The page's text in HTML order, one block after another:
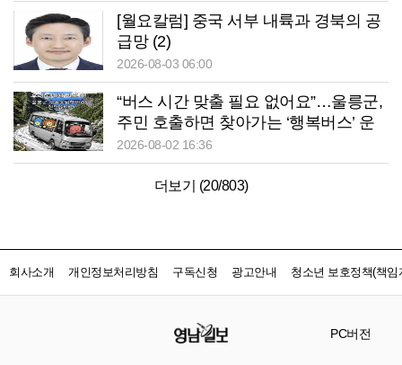
[월요칼럼] 중국 서부 내륙과 경북의 공
급망 (2)
2026-08-03 06:00
“버스 시간 맞출 필요 없어요”…울릉군,
주민 호출하면 찾아가는 ‘행복버스’ 운
행
2026-08-02 16:36
더보기 (20/803)
회사소개 개인정보처리방침 구독신청 광고안내 청소년 보호정책(책임
PC버전